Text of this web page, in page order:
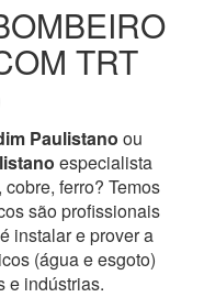
TRT
Paulistano ou
especialista
ferro? Temos
são profissionais
instalar e prover a
(água e esgoto)
e indústrias.